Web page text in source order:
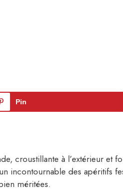
Pin
croustillante à l’extérieur et
incontournable des apéritifs
méritées.